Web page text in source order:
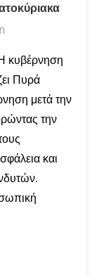
κυβέρνηση
Πυρά
μετά την
την
και